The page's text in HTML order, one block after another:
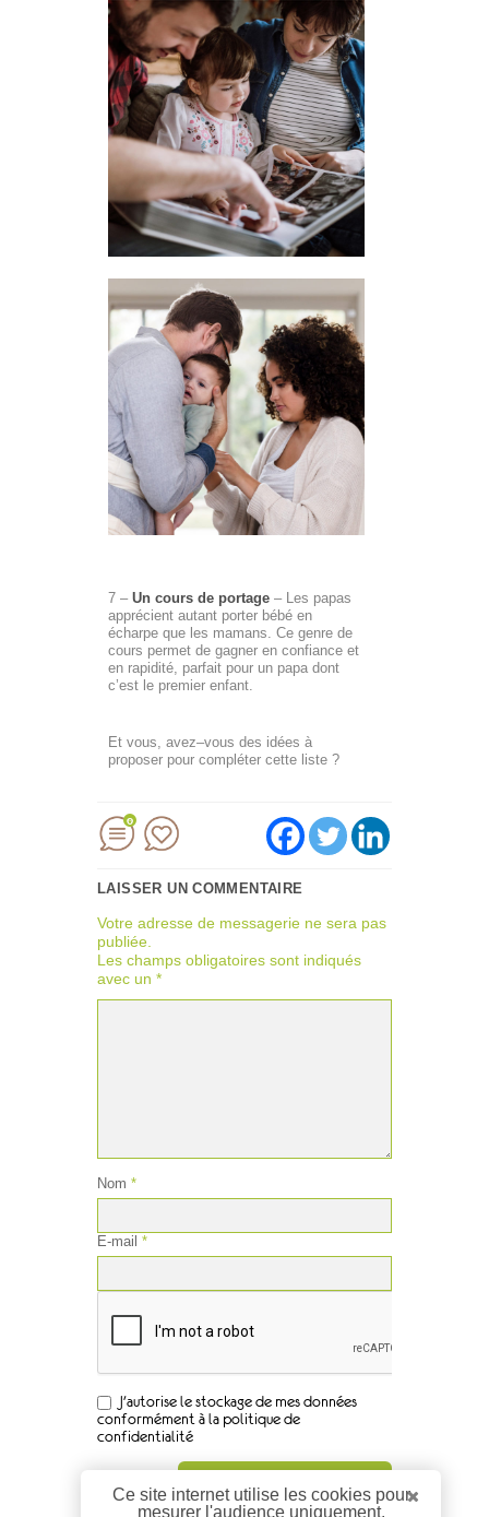
7 – Un cours de portage – Les papas
apprécient autant porter bébé en
écharpe que les mamans. Ce genre de
cours permet de gagner en confiance et
en rapidité, parfait pour un papa dont
c’est le premier enfant.
Et vous, avez–vous des idées à
proposer pour compléter cette liste ?
0
LAISSER UN COMMENTAIRE
Votre adresse de messagerie ne sera pas
publiée.
Les champs obligatoires sont indiqués
avec un *
Nom *
E-mail *
J'autorise le stockage de mes données
conformément à la politique de
confidentialité
Ce site internet utilise les cookies pour
mesurer l'audience uniquement.